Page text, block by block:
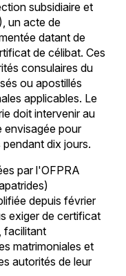
subsidiaire et
un acte de
datant de
de célibat. Ces
consulaires du
ou apostillés
applicables. Le
doit intervenir au
envisagée pour
dix jours.
par l'OFPRA
depuis février
exiger de certificat
facilitant
matrimoniales et
autorités de leur